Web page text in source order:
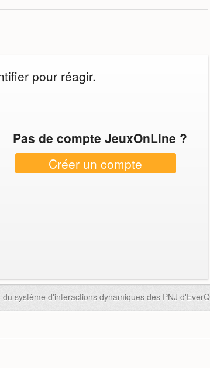
pour réagir.
Pas de compte JeuxOnLine ?
Créer un compte
du système d'interactions dynamiques des PNJ